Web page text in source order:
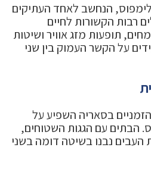
הנחשב לאחד העתיקים
רבות הקשורות לחיים
תופעות מזג אוויר ושיטות
על הקשר העמוק בין שני
בסאריה השפיע על
הבתים עם הגגות השטוחים,
העבים נבנו בשיטה דומה בשני